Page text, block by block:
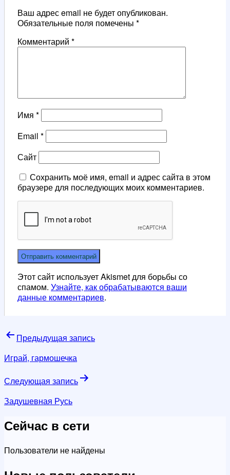
Ваш адрес email не будет опубликован.
Обязательные поля помечены *
Комментарий *
Имя *
Email *
Сайт
Сохранить моё имя, email и адрес сайта в этом
браузере для последующих моих комментариев.
Этот сайт использует Akismet для борьбы со
спамом. Узнайте, как обрабатываются ваши
данные комментариев.
Навигация
по
Предыдущая запись
Играй, гармошечка
Следующая запись
Задушевная Русь
Сейчас в сети
Пользователи не найдены